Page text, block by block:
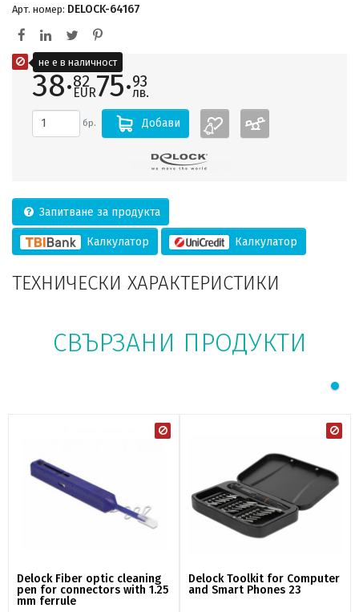
Арт. номер: DELOCK-64167
38·82
EUR75·93
лв.
бр. Добави
Запитване за продукта
Калкулатор Калкулатор
ТЕХНИЧЕСКИ ХАРАКТЕРИСТИКИ
СВЪРЗАНИ ПРОДУКТИ
Delock Fiber optic cleaning
pen for connectors with 1.25
mm ferrule
Delock Toolkit for Computer
and Smart Phones 23
не е в наличност